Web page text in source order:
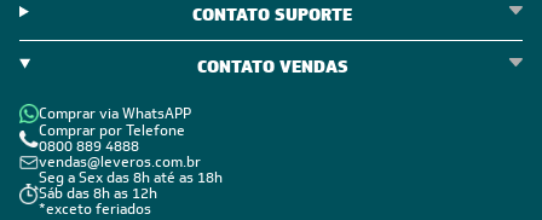
CONTATO SUPORTE
CONTATO VENDAS
Comprar via WhatsAPP
Comprar por Telefone
0800 889 4888
vendas@leveros.com.br
Seg a Sex das 8h até as 18h
Sáb das 8h as 12h
*exceto feriados